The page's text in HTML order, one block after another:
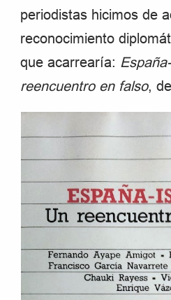
periodistas hicimos de
reconocimiento
que acarrearía:
reencuentro en falso,